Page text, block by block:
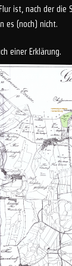
ist, nach der die
es (noch) nicht.
einer Erklärung.